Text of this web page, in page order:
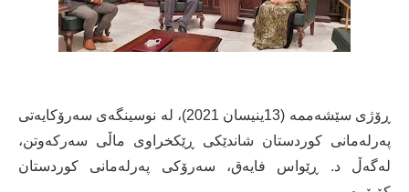
ڕۆژی سێشەممە (13ینیسان 2021)، لە نوسینگەی سەرۆکایەتی
پەرلەمانی کوردستان شاندێکی ڕێکخراوی ماڵی سەرکەوتن،
لەگەڵ د. ڕێواس فایەق، سەرۆکی پەرلەمانی کوردستان